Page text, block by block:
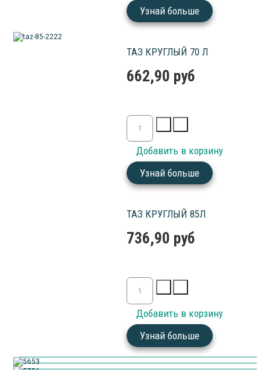
Узнай больше
ТАЗ КРУГЛЫЙ 70 Л
662,90 руб
Узнай больше
ТАЗ КРУГЛЫЙ 85Л
736,90 руб
Узнай больше